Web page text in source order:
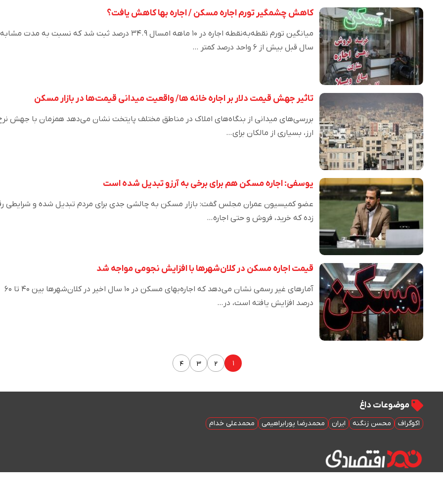
کاهش چشمگیر تورم اجاره مسکن / اجاره بها کاهش یافت؟
میانگین تورم نقطه‌به‌نقطه اجاره در ۱۰ ماهه امسال ۳۴.۹ درصد ثبت شد که نسبت به مدت مشابه
سال قبل بیش از ۶ واحد درصد کمتر …
تاثیر جهش قیمت دلار بر اجاره خانه ها/ واقعیت میدانی قیمت‌ها در بازار مسکن
بررسی‌های میدانی از بنگاه‌های املاک در مناطق مختلف پایتخت نشان می‌دهد همزمان با جهش
ارز، بسیاری از مالکان برای…
یوسفی: اجاره مسکن هم برای برخی به آرزو تبدیل شده است
عضو کمیسیون عمران مجلس گفت: بازار مسکن به چالشی جدی برای مردم تبدیل شده و شرایطی
زده که خرید، فروش و حتی اجاره…
قیمت اجاره مسکن در کلان‌شهرها با افزایش نجومی مواجه شد
آمار‌های غیر رسمی نشان می‌دهد که اجاره‌بهای مسکن در ۱۰ سال اخیر در کلان‌شهرها بین ۴۰ تا ۶۰
درصد افزایش یافته است، در…
۱ ۲ ۳ ۴
موضوعات داغ
اکوگراف محسن زنگنه ایران محمدرضا پورابراهیمی محمدعلی خدام